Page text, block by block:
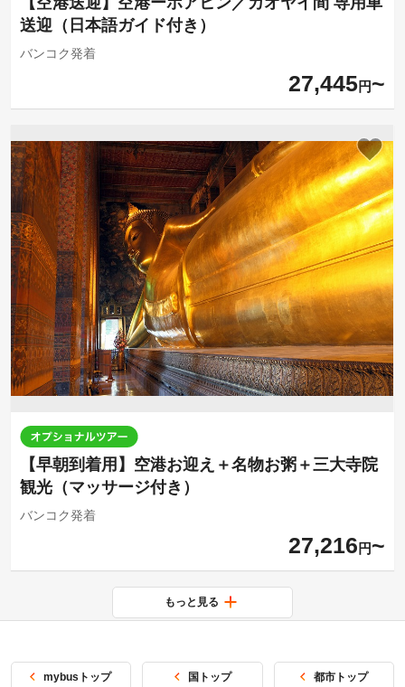
送迎（日本語ガイド付き）
バンコク発着
27,445円
【早朝到着用】空港お迎え＋名物お粥＋三大寺院
観光（マッサージ付き）
バンコク発着
27,216 円
もっと見る
mybusトップ 国トップ 都市トップ